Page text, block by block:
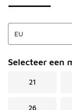
Selecteer een
21
26